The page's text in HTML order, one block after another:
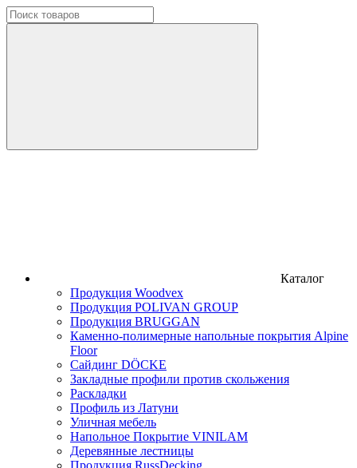
Каталог
Продукция Woodvex
Продукция POLIVAN GROUP
Продукция BRUGGAN
Каменно-полимерные напольные покрытия Alpine
Floor
Сайдинг DÖCKE
Закладные профили против скольжения
Раскладки
Профиль из Латуни
Уличная мебель
Напольное Покрытие VINILAM
Деревянные лестницы
Продукция RussDecking